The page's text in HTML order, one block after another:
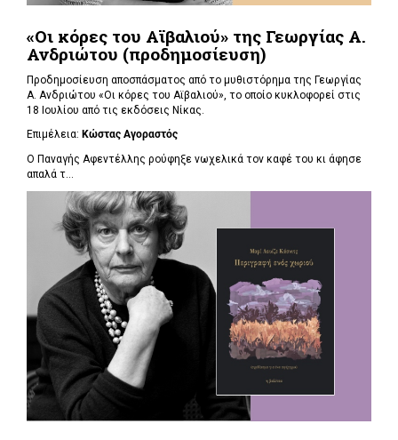
«Οι κόρες του Αϊβαλιού» της Γεωργίας Α.
Ανδριώτου (προδημοσίευση)
Προδημοσίευση αποσπάσματος από το μυθιστόρημα της Γεωργίας
Α. Ανδριώτου «Οι κόρες του Αϊβαλιού», το οποίο κυκλοφορεί στις
18 Ιουλίου από τις εκδόσεις Νίκας.
Επιμέλεια: Κώστας Αγοραστός
Ο Παναγής Αφεντέλλης ρούφηξε νωχελικά τον καφέ του κι άφησε
απαλά τ...